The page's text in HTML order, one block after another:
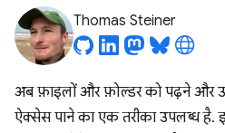
Thomas Steiner
अब फ़ाइलों और फ़ोल्डर को पढ़ने और
ऐक्सेस पाने का एक तरीका उपलब्ध है.